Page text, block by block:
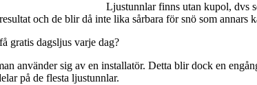
Ljustunnlar finns utan kupol, dvs
och de blir då inte lika sårbara för snö som annars
gratis dagsljus varje dag?
använder sig av en installatör. Detta blir dock en
på de flesta ljustunnlar.